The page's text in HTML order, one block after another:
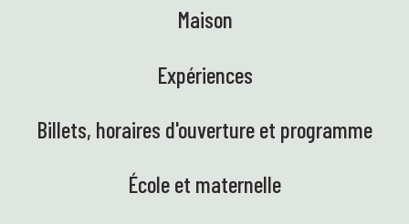
Maison
Expériences
Billets, horaires d'ouverture et programme
École et maternelle